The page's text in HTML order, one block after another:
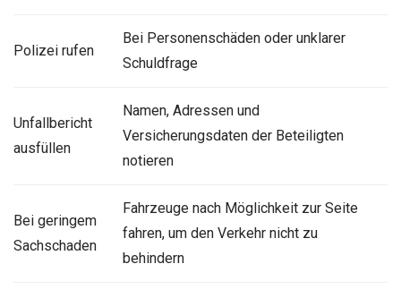
Polizei rufen
Bei Personenschäden oder unklarer
Schuldfrage
Unfallbericht
ausfüllen
Namen, Adressen und
Versicherungsdaten der Beteiligten
notieren
Bei geringem
Sachschaden
Fahrzeuge nach Möglichkeit zur Seite
fahren, um den Verkehr nicht zu
behindern